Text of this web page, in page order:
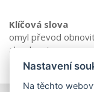
Klíčová slova
omyl převod
absolventa
Nastavení
Na těchto